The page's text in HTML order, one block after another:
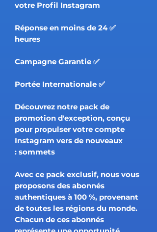
votre Profil Instagram
✅ Réponse en moins de 24
heures
✅ Campagne Garantie
✅ Portée Internationale
Découvrez notre pack de
promotion d'exception, conçu
pour propulser votre compte
Instagram vers de nouveaux
sommets :
Avec ce pack exclusif, nous vous
proposons des abonnés
authentiques à 100 %, provenant
de toutes les régions du monde.
Chacun de ces abonnés